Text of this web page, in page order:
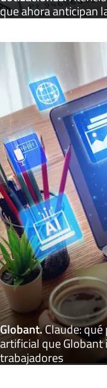
que ahora anticipan
Globant.Claude:
artificial que
trabajadores